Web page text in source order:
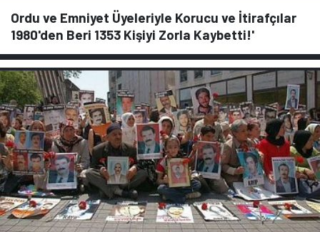
Ordu ve Emniyet Üyeleriyle Korucu ve İtirafçılar
1980'den Beri 1353 Kişiyi Zorla Kaybetti!'